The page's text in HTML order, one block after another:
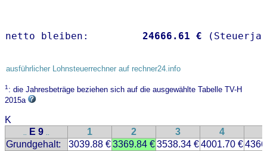
netto bleiben: 24666.61 €
ausführlicher Lohnsteuerrechner auf rechner24.info
1: die Jahresbeträge beziehen sich auf die ausgewählte Tabelle TV-H
2015a
K
.. E 9 .. 1 2 3 4
Grundgehalt:
3039.88 €3369.84 €3538.34 €4001.70 €